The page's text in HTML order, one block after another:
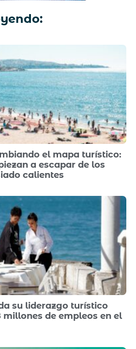
el mapa turístico:
a escapar de los
calientes
su liderazgo turístico
millones de empleos en el